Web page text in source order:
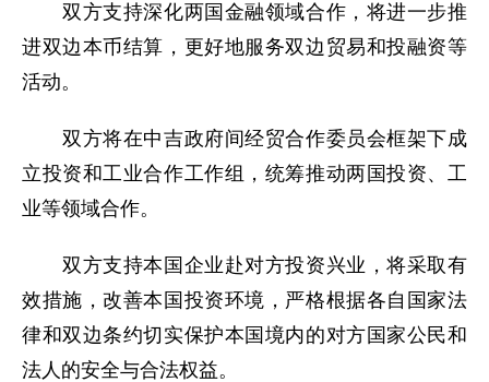
双方支持深化两国金融领域合作，将进一步推
进双边本币结算，更好地服务双边贸易和投融资等
活动。
双方将在中吉政府间经贸合作委员会框架下成
立投资和工业合作工作组，统筹推动两国投资、工
业等领域合作。
双方支持本国企业赴对方投资兴业，将采取有
效措施，改善本国投资环境，严格根据各自国家法
律和双边条约切实保护本国境内的对方国家公民和
法人的安全与合法权益。